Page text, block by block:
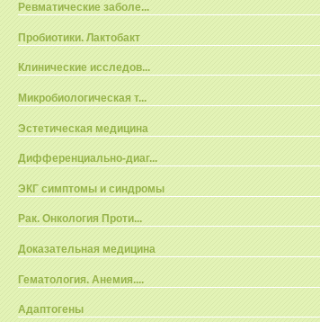
Ревматические заболе...
Пробиотики. Лактобакт
Клинические исследов...
Микробиологическая т...
Эстетическая медицина
Дифференциально-диаг...
ЭКГ симптомы и синдромы
Рак. Онкология Проти...
Доказательная медицина
Гематология. Анемия....
Адаптогены